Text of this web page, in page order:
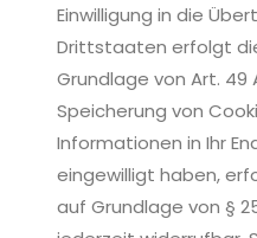
Einwilligung in die
Drittstaaten erfolgt
Grundlage von Art. 49
Speicherung von
Informationen in Ihr
eingewilligt haben,
auf Grundlage von §